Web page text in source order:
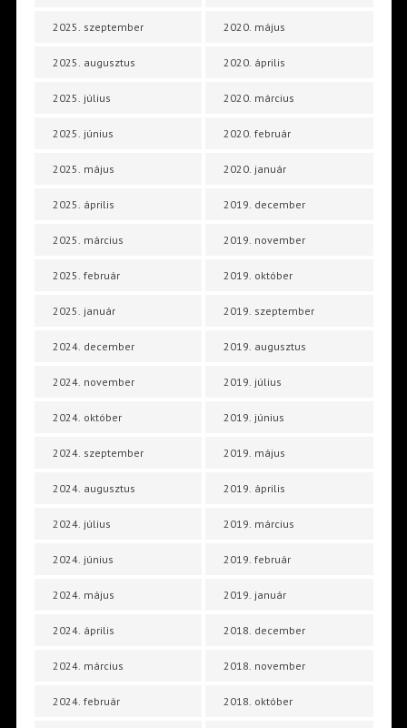
2025. szeptember
2025. augusztus
2025. július
2025. június
2025. május
2025. április
2025. március
2025. február
2025. január
2024. december
2024. november
2024. október
2024. szeptember
2024. augusztus
2024. július
2024. június
2024. május
2024. április
2024. március
2024. február
2020. május
2020. április
2020. március
2020. február
2020. január
2019. december
2019. november
2019. október
2019. szeptember
2019. augusztus
2019. július
2019. június
2019. május
2019. április
2019. március
2019. február
2019. január
2018. december
2018. november
2018. október